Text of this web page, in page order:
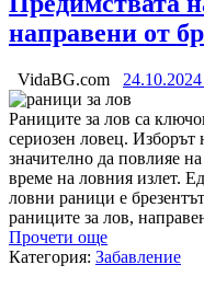
направени от
VidaBG.com 24.10.2024
Раниците за лов са
сериозен ловец.
значително да повлияе
време на ловния излет.
ловни раници е
раниците за лов,
Прочети още
Категория: Забавление